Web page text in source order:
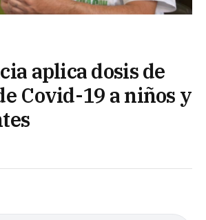
aplica dosis de
Covid-19 a niños y